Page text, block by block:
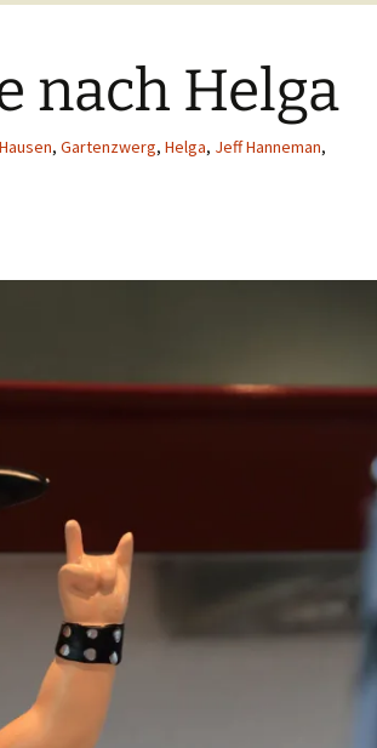
nach Helga
, Gartenzwerg, Helga, Jeff Hanneman,